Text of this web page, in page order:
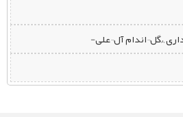
,،,گل¬اندام آل¬علی-